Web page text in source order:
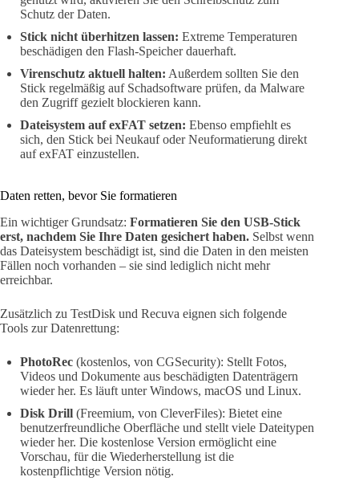
Schutz der Daten.
Stick nicht überhitzen lassen: Extreme Temperaturen
beschädigen den Flash-Speicher dauerhaft.
Virenschutz aktuell halten: Außerdem sollten Sie den
Stick regelmäßig auf Schadsoftware prüfen, da Malware
den Zugriff gezielt blockieren kann.
Dateisystem auf exFAT setzen: Ebenso empfiehlt es
sich, den Stick bei Neukauf oder Neuformatierung direkt
auf exFAT einzustellen.
Daten retten, bevor Sie formatieren
Ein wichtiger Grundsatz: Formatieren Sie den USB-Stick
erst, nachdem Sie Ihre Daten gesichert haben. Selbst wenn
das Dateisystem beschädigt ist, sind die Daten in den meisten
Fällen noch vorhanden – sie sind lediglich nicht mehr
erreichbar.
Zusätzlich zu TestDisk und Recuva eignen sich folgende
Tools zur Datenrettung:
PhotoRec (kostenlos, von CGSecurity): Stellt Fotos,
Videos und Dokumente aus beschädigten Datenträgern
wieder her. Es läuft unter Windows, macOS und Linux.
Disk Drill (Freemium, von CleverFiles): Bietet eine
benutzerfreundliche Oberfläche und stellt viele Dateitypen
wieder her. Die kostenlose Version ermöglicht eine
Vorschau, für die Wiederherstellung ist die
kostenpflichtige Version nötig.